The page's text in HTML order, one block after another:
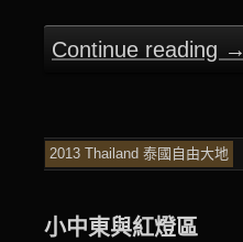
Continue reading →
2013 Thailand 泰國自由大地
小中東與紅燈區